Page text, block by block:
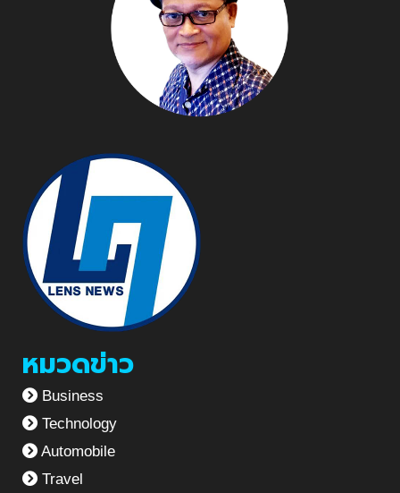
หมวดข่าว
Business
Technology
Automobile
Travel